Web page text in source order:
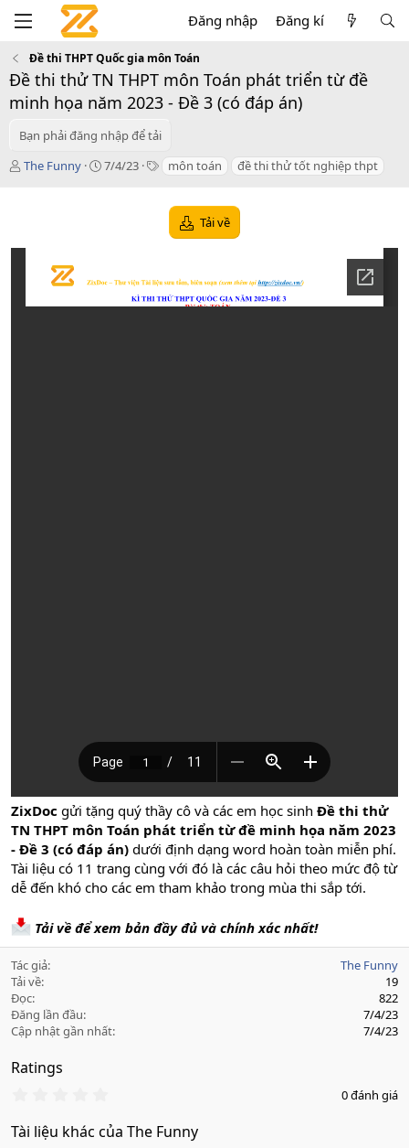
Đăng nhập Đăng kí
Đề thi THPT Quốc gia môn Toán
Đề thi thử TN THPT môn Toán phát triển từ đề
minh họa năm 2023 - Đề 3 (có đáp án)
Bạn phải đăng nhập để tải
T
ả
The Funny
C
n
7/4/23
T môn toán đề thi thử tốt nghiệp thpt
Tải về
ZixDoc gửi tặng quý thầy cô và các em học sinh Đề thi thử
TN THPT môn Toán phát triển từ đề minh họa năm 2023
- Đề 3 (có đáp án) dưới định dạng word hoàn toàn miễn phí.
Tài liệu có 11 trang cùng với đó là các câu hỏi theo mức độ từ
dễ đến khó cho các em tham khảo trong mùa thi sắp tới.
Tải về để xem bản đầy đủ và chính xác nhất!
Tác giả
The Funny
Tải về
19
Đọc
822
Đăng lần đầu
7/4/23
Cập nhật gần nhất
7/4/23
Ratings
0
0
0 đánh giá
Tài liệu khác của The Funny